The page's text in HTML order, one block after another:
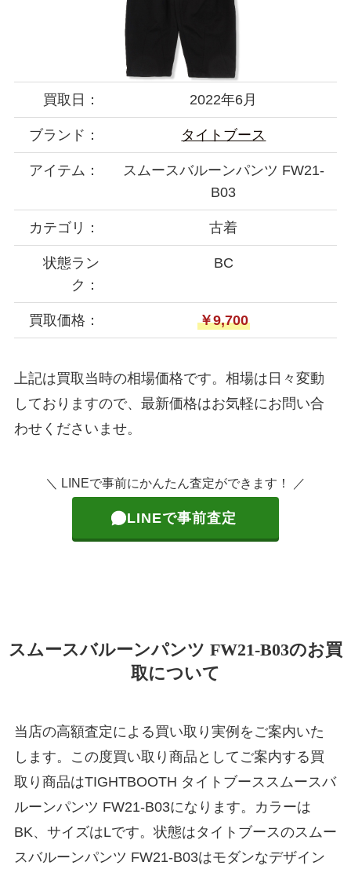
買取日： 2022年6月
ブランド： タイトブース
アイテム：
スムースバルーンパンツ FW21-
B03
カテゴリ： 古着
状態ラン
ク：
BC
買取価格： ￥9,700
上記は買取当時の相場価格です。相場は日々変動
しておりますので、最新価格はお気軽にお問い合
わせくださいませ。
＼ LINEで事前にかんたん査定ができます！ ／
LINEで事前査定
スムースバルーンパンツ FW21-B03のお買
取について
当店の高額査定による買い取り実例をご案内いた
します。この度買い取り商品としてご案内する買
取り商品はTIGHTBOOTH タイトブーススムースバ
ルーンパンツ FW21-B03になります。カラーは
BK、サイズはLです。状態はタイトブースのスムー
スバルーンパンツ FW21-B03はモダンなデザイン